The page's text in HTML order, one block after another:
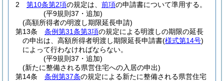
2
第10条第2項の規定は、 前項の申請書について準用する。
(平9規則37・追加)
(高額所得者の明渡し期限延長申請)
第13条
条例第31条第3項の規定による明渡しの期限の延長
の申出は、高額所得者明渡し期限延長申請書(様式第14号)
によって行わなければならない。
(平9規則37・追加)
(新たに整備される県営住宅への入居の申出)
第14条
条例第37条の規定による新たに整備される県営住宅